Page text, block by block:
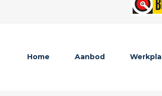
Home Aanbod